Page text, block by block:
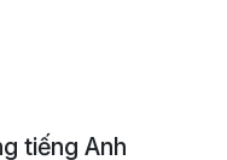
tiếng Anh